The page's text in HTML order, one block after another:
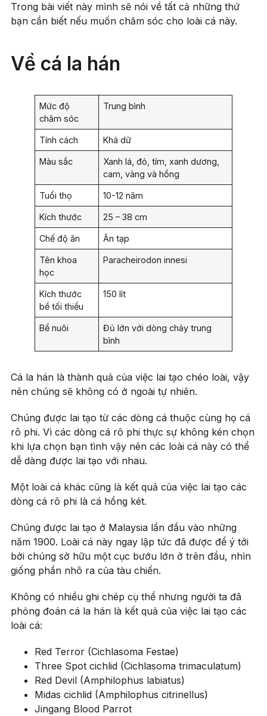
Trong bài viết này mình sẽ nói về tất cả những thứ
bạn cần biết nếu muốn chăm sóc cho loài cá này.
Về cá la hán
Mức độ
chăm sóc
Trung bình
Tính cách Khá dữ
Màu sắc
Xanh lá, đỏ, tím, xanh dương,
cam, vàng và hồng
Tuổi thọ 10-12 năm
Kích thước 25 – 38 cm
Chế độ ăn Ăn tạp
Tên khoa
học
Paracheirodon innesi
Kích thước
bể tối thiểu
150 lít
Bể nuôi
Đủ lớn với dòng chảy trung
bình
Cá la hán là thành quả của việc lai tạo chéo loài, vậy
nên chúng sẽ không có ở ngoài tự nhiên.
Chúng được lai tạo từ các dòng cá thuộc cùng họ cá
rô phi. Vì các dòng cá rô phi thực sự không kén chọn
khi lựa chọn bạn tình vậy nên các loài cá này có thể
dễ dàng được lai tạo với nhau.
Một loài cá khác cũng là kết quả của việc lai tạo các
dòng cá rô phi là cá hồng két.
Chúng được lai tạo ở Malaysia lần đầu vào những
năm 1900. Loài cá này ngay lập tức đã được để ý tới
bởi chúng sở hữu một cục bướu lớn ở trên đầu, nhìn
giống phần nhô ra của tàu chiến.
Không có nhiều ghi chép cụ thể nhưng người ta đã
phỏng đoán cá la hán là kết quả của việc lai tạo các
loài cá:
Red Terror (Cichlasoma Festae)
Three Spot cichlid (Cichlasoma trimaculatum)
Red Devil (Amphilophus labiatus)
Midas cichlid (Amphilophus citrinellus)
Jingang Blood Parrot